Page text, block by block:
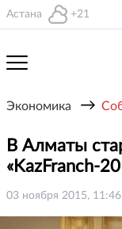
Астана +21
Экономика →
В Алматы
«KazFranch-
03 ноября 2015, 11:46